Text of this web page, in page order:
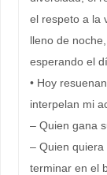
el respeto a la
lleno de
esperando el
• Hoy
interpelan mi
– Quien gana
– Quien
terminar en el